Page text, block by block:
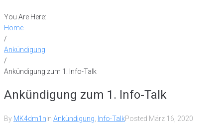
You Are Here:
Home
/
Ankündigung
/
Ankündigung zum 1. Info-Talk
Ankündigung zum 1. Info-Talk
By MK4dm1n In Ankündigung Info-TalkPosted März 16, 2020